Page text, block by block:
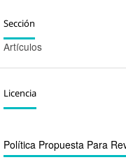
Sección
Artículos
Licencia
Política Propuesta Para